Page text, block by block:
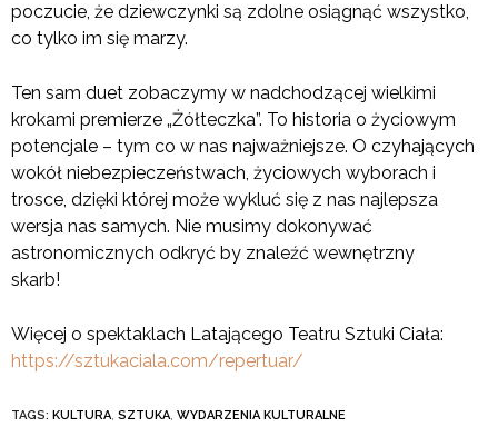
poczucie, że dziewczynki są zdolne osiągnąć wszystko,
co tylko im się marzy.
Ten sam duet zobaczymy w nadchodzącej wielkimi
krokami premierze „Żółteczka”. To historia o życiowym
potencjale – tym co w nas najważniejsze. O czyhających
wokół niebezpieczeństwach, życiowych wyborach i
trosce, dzięki której może wykluć się z nas najlepsza
wersja nas samych. Nie musimy dokonywać
astronomicznych odkryć by znaleźć wewnętrzny
skarb!
Więcej o spektaklach Latającego Teatru Sztuki Ciała:
https://sztukaciala.com/repertuar/
TAGS: KULTURA, SZTUKA, WYDARZENIA KULTURALNE